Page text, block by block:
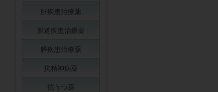
肝疾患治療薬
胆道疾患治療薬
膵疾患治療薬
抗精神病薬
抗うつ薬